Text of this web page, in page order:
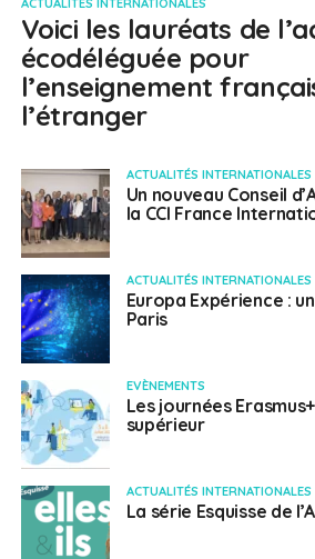
ACTUALITÉS INTERNATIONALES
Voici les lauréats de
écodéléguée pour
l’enseignement
l’étranger
ACTUALITÉS INTERNATIONALES
Un nouveau Conseil
la CCI France
ACTUALITÉS INTERNATIONALES
Europa Expérience :
Paris
EVÈNEMENTS
Les journées
supérieur
ACTUALITÉS INTERNATIONALES
La série Esquisse de